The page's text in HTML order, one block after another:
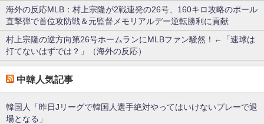
海外の反応MLB：村上宗隆が2戦連発の26号、160キロ攻略のポール
直撃弾で首位攻防戦＆元監督メモリアルデー逆転勝利に貢献
村上宗隆の逆方向第26号ホームランにMLBファン騒然！←「速球は
打てないはずでは？」（海外の反応）
中韓人気記事
韓国人「昨日Jリーグで韓国人選手絶対やってはいけないプレーで退
場となる」